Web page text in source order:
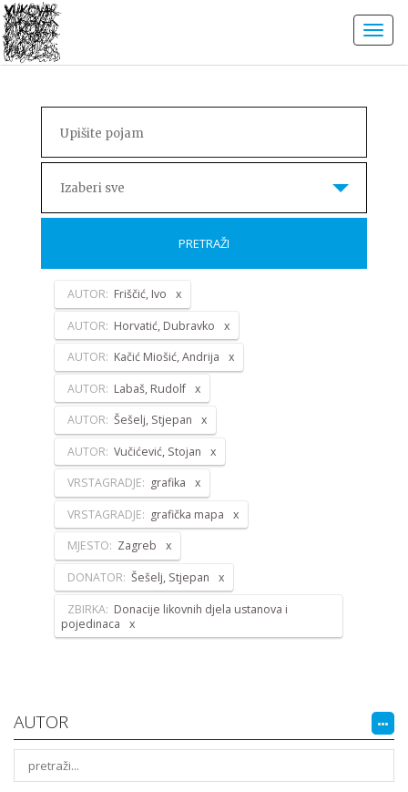
Izaberi sve
PRETRAŽI
AUTOR: Friščić, Ivo
AUTOR: Horvatić, Dubravko
AUTOR: Kačić Miošić, Andrija
AUTOR: Labaš, Rudolf
AUTOR: Šešelj, Stjepan
AUTOR: Vučićević, Stojan
VRSTAGRADJE: grafika
VRSTAGRADJE: grafička mapa
MJESTO: Zagreb
DONATOR: Šešelj, Stjepan
ZBIRKA: Donacije likovnih djela ustanova i
pojedinaca
AUTOR